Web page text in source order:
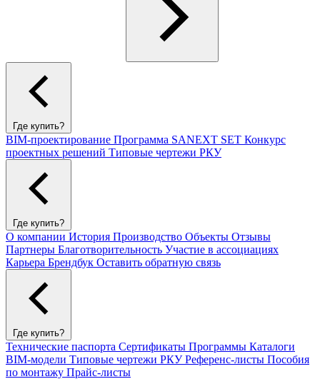
Где купить?
BIM-проектирование Программа SANEXT SET Конкурс
проектных решений Типовые чертежи РКУ
Где купить?
О компании История Производство Объекты Отзывы
Партнеры Благотворительность Участие в ассоциациях
Карьера Брендбук Оставить обратную связь
Где купить?
Технические паспорта Сертификаты Программы Каталоги
BIM-модели Типовые чертежи РКУРеференс-листы Пособия
по монтажу Прайс-листы